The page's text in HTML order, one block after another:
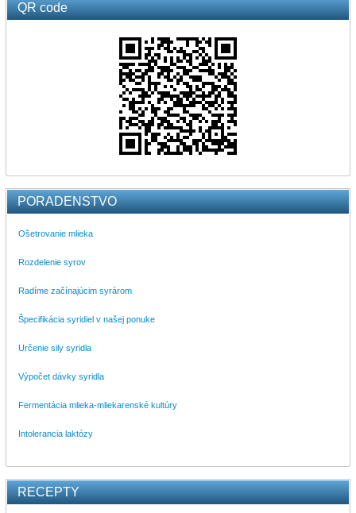
PORADENSTVO
Ošetrovanie mlieka
Rozdelenie syrov
Radíme začínajúcim syrárom
Špecifikácia syridiel v našej ponuke
Určenie sily syridla
Výpočet dávky syridla
Fermentácia mlieka-mliekarenské kultúry
Intolerancia laktózy
RECEPTY
QR code